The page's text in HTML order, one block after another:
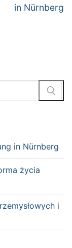
in Nürnberg
in Nürnberg
życia
i